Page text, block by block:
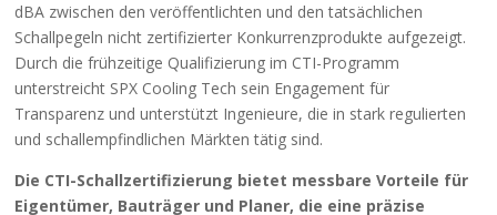
dBA zwischen den veröffentlichten und den tatsächlichen
Schallpegeln nicht zertifizierter Konkurrenzprodukte aufgezeigt.
Durch die frühzeitige Qualifizierung im CTI-Programm
unterstreicht SPX Cooling Tech sein Engagement für
Transparenz und unterstützt Ingenieure, die in stark regulierten
und schallempfindlichen Märkten tätig sind.
Die CTI-Schallzertifizierung bietet messbare Vorteile für
Eigentümer, Bauträger und Planer, die eine präzise